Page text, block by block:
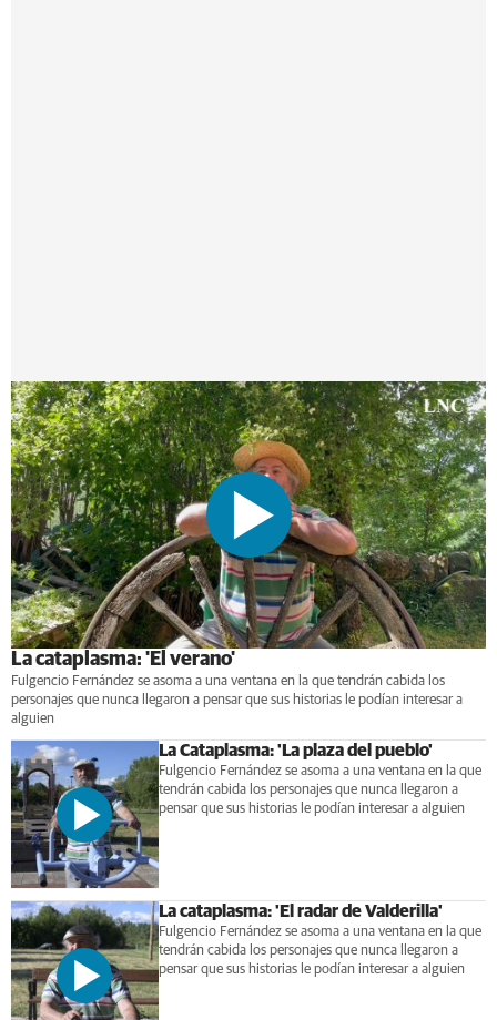
La cataplasma: 'El verano'
Fulgencio Fernández se asoma a una ventana en la que tendrán cabida los
personajes que nunca llegaron a pensar que sus historias le podían interesar a
alguien
La Cataplasma: 'La plaza del pueblo'
Fulgencio Fernández se asoma a una ventana en la que
tendrán cabida los personajes que nunca llegaron a
pensar que sus historias le podían interesar a alguien
La cataplasma: 'El radar de Valderilla'
Fulgencio Fernández se asoma a una ventana en la que
tendrán cabida los personajes que nunca llegaron a
pensar que sus historias le podían interesar a alguien